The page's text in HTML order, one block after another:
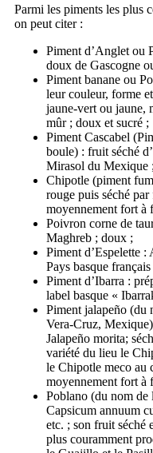
Parmi les piments les plus
on peut citer :
Piment d’Anglet ou
doux de Gascogne
Piment banane ou
leur couleur, forme
jaune-vert ou jaune,
mûr ; doux et sucré ;
Piment Cascabel
boule) : fruit séché
Mirasol du Mexique
Chipotle (piment
rouge puis séché
moyennement fort à
Poivron corne de
Maghreb ; doux ;
Piment d’Espelette
Pays basque
Piment d’Ibarra :
label basque «
Piment jalapeño (du
Vera-Cruz,
Jalapeño morita;
variété du lieu le
le Chipotle meco au
moyennement fort à
Poblano (du nom de
Capsicum annuum
etc. ; son fruit séché
plus couramment